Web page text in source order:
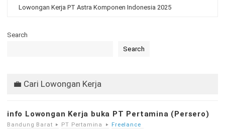
Lowongan Kerja PT Astra Komponen Indonesia 2025
Search
Search
💼 Cari Lowongan Kerja
info Lowongan Kerja buka PT Pertamina (Persero)
Bandung Barat PT Pertamina Freelance